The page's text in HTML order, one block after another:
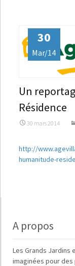
30
Mar/14
Un
Résidence
30 mars 2014
http://
humanitude-
A propos
LesGrands Jardins
imaginées pour des